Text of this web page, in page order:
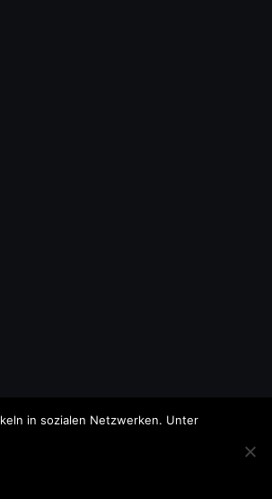
in sozialen Netzwerken. Unter